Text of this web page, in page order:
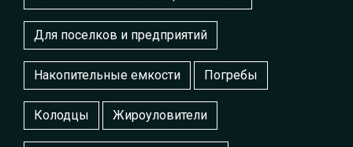
Для поселков и предприятий
Накопительные емкости Погребы
Колодцы Жироуловители